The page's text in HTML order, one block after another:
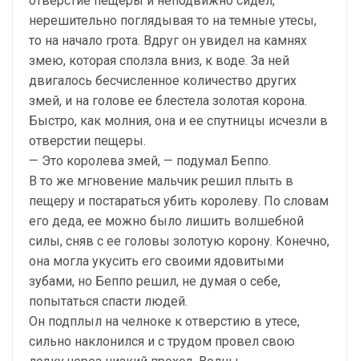
нерешительно поглядывая то на темные утесы,
то на начало грота. Вдруг он увидел на камнях
змею, которая сползла вниз, к воде. За ней
двигалось бесчисленное количество других
змей, и на голове ее блестела золотая корона.
Быстро, как молния, она и ее спутницы исчезли в
отверстии пещеры.
— Это королева змей, — подумал Беппо.
В то же мгновение мальчик решил плыть в
пещеру и постараться убить королеву. По словам
его деда, ее можно было лишить волшебной
силы, сняв с ее головы золотую корону. Конечно,
она могла укусить его своими ядовитыми
зубами, но Беппо решил, не думая о себе,
попытаться спасти людей.
Он подплыл на челноке к отверстию в утесе,
сильно наклонился и с трудом провел свою